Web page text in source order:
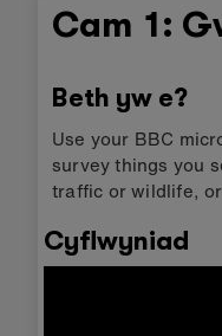
Cam 1:
Beth yw e?
Use your BBC
survey things you
traffic or wildlife,
Cyflwyniad